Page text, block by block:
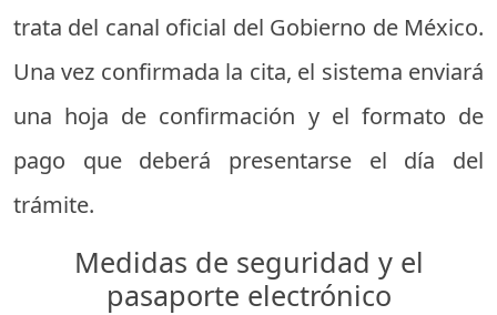
trata del canal oficial del Gobierno de México.
Una vez confirmada la cita, el sistema enviará
una hoja de confirmación y el formato de
pago que deberá presentarse el día del
trámite.
Medidas de seguridad y el
pasaporte electrónico